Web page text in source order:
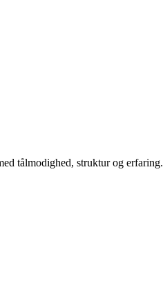
tålmodighed, struktur og erfaring.